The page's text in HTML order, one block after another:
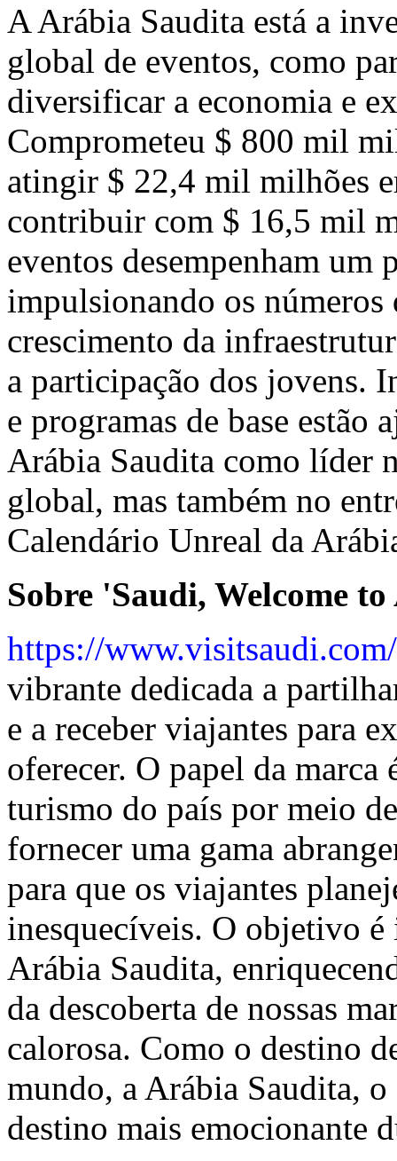
A Arábia Saudita está a
global de eventos, como
diversificar a economia e
Comprometeu $ 800 mil
atingir $ 22,4 mil milhões
contribuir com $ 16,5 mil
eventos desempenham um
impulsionando os
crescimento da
a participação dos jovens.
e programas de base estão
Arábia Saudita como líder
global, mas também no
Calendário Unreal da
Sobre 'Saudi, Welcome
https://
vibrante dedicada a
e a receber viajantes para
oferecer. O papel da
turismo do país por meio
fornecer uma gama
para que os viajantes
inesquecíveis. O objetivo é
Arábia Saudita,
da descoberta de nossas
calorosa. Como o destino
mundo, a Arábia Saudita,
destino mais emocionante